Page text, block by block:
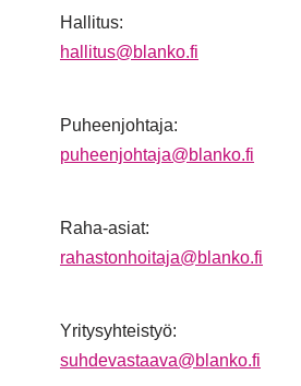
Hallitus:
hallitus@blanko.fi
Puheenjohtaja:
puheenjohtaja@blanko.fi
Raha-asiat:
rahastonhoitaja@blanko.fi
Yritysyhteistyö:
suhdevastaava@blanko.fi